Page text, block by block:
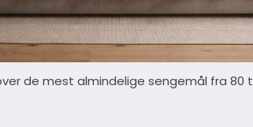
de mest almindelige sengemål fra 80